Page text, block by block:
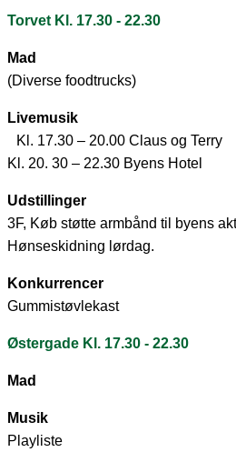
Torvet Kl. 17.30 - 22.30
Mad
(Diverse foodtrucks)
Livemusik
Kl. 17.30 – 20.00 Claus og Terry
Kl. 20. 30 – 22.30 Byens Hotel
Udstillinger
3F, Køb støtte armbånd til byens
Hønseskidning lørdag.
Konkurrencer
Gummistøvlekast
Østergade Kl. 17.30 - 22.30
Mad
Musik
Playliste